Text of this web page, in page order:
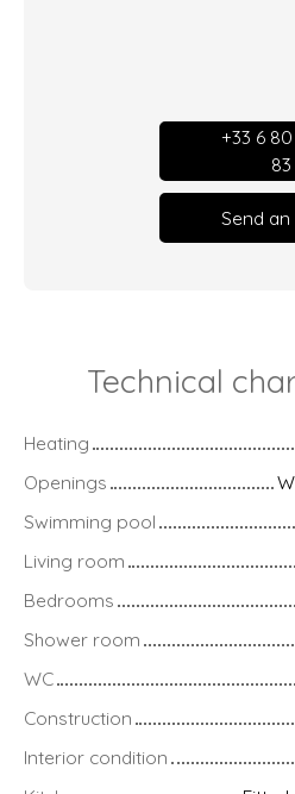
+33 6
83
Send an
Technical
Heating
Openings
Swimming pool
Living room
Bedrooms
Shower room
WC
Construction
Interior condition